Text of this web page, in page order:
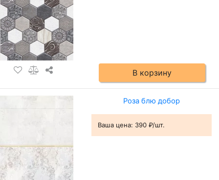
В корзину
Роза блю добор
Ваша цена: 390 ₽/шт.